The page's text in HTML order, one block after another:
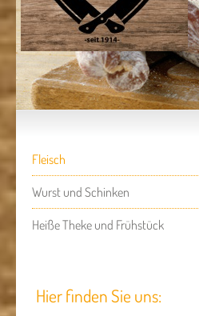
Fleisch
Wurst und Schinken
Heiße Theke und Frühstück
Hier finden Sie uns: